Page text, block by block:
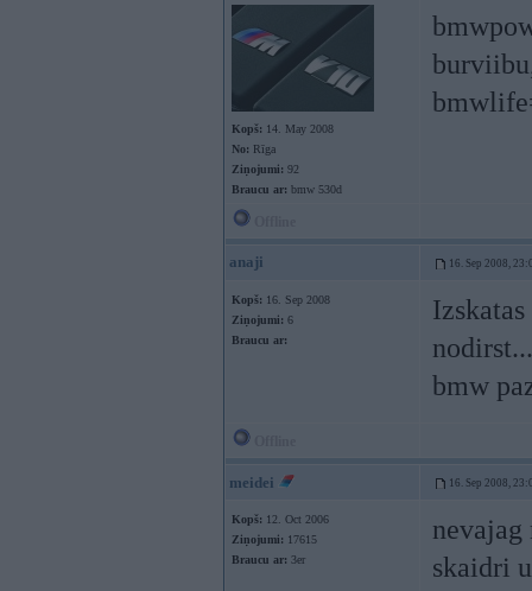
Kopš: 14. May 2008
No: Rīga
Ziņojumi: 92
Braucu ar: bmw 530d
anaji 16. Sep 2008,
Kopš: 16. Sep 2008
Ziņojumi: 6
Braucu ar:
bmw
meidei 16. Sep 2008,
Kopš: 12. Oct 2006
Ziņojumi: 17615
Braucu ar: 3er
skaidri